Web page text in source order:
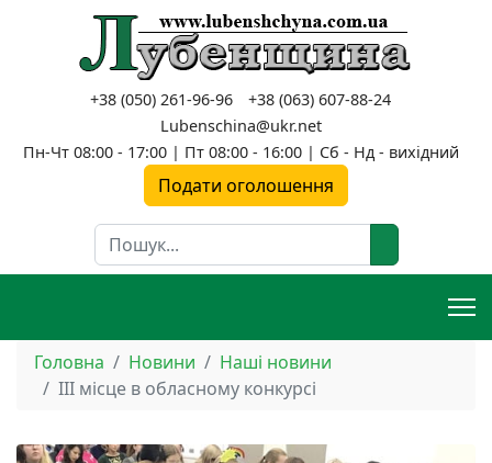
+38 (050) 261-96-96
+38 (063) 607-88-24
Lubenschina@ukr.net
Пн-Чт 08:00 - 17:00 | Пт 08:00 - 16:00 | Сб - Нд - вихідний
Подати оголошення
Пошук
Головна Новини
Наші новини
ІІІ місце в обласному конкурсі